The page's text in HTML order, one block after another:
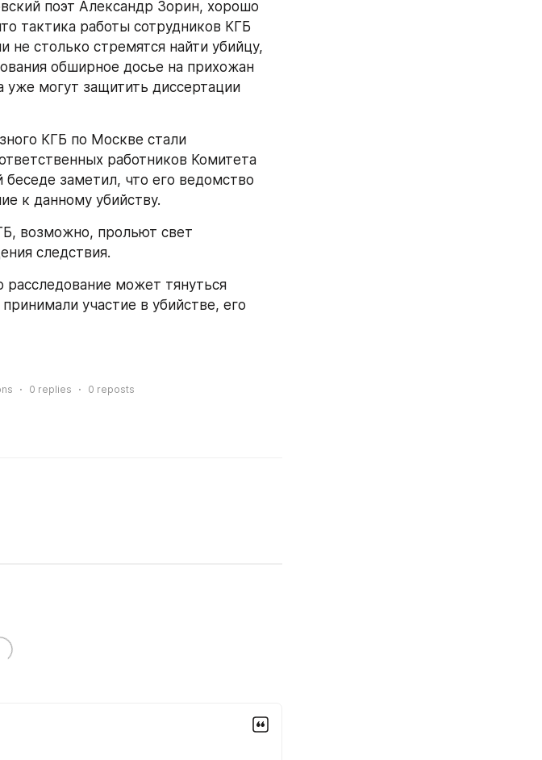
поэт Александр Зорин, хорошо
тактика работы сотрудников КГБ
не столько стремятся найти убийцу,
обширное досье на прихожан
уже могут защитить диссертации
КГБ по Москве стали
работников Комитета
беседе заметил, что его ведомство
к данному убийству.
возможно, прольют свет
следствия.
расследование может тянуться
участие в убийстве, его
0 replies 0 reposts